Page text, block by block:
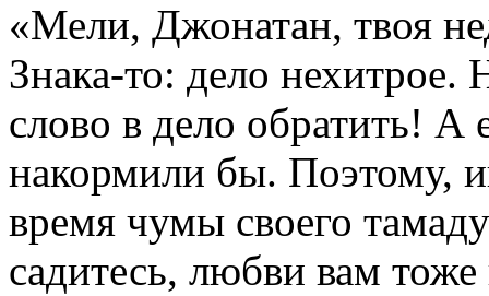
«Мели, Джонатан, твоя
Знака-то: дело нехитрое.
слово в дело обратить!
накормили бы. Поэтому,
время чумы своего
садитесь, любви вам